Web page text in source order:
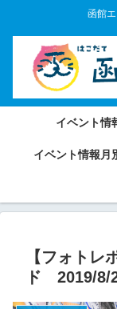
函館
イベント情
イベント情報月
【フォトレ
ド 2019/8/